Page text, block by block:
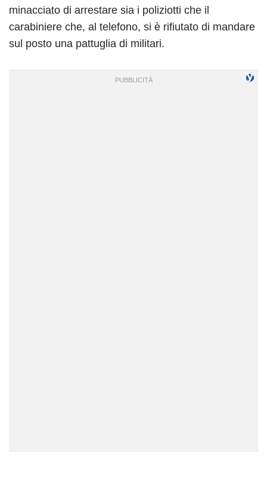
minacciato di arrestare sia i poliziotti che il
carabiniere che, al telefono, si è rifiutato di mandare
sul posto una pattuglia di militari.